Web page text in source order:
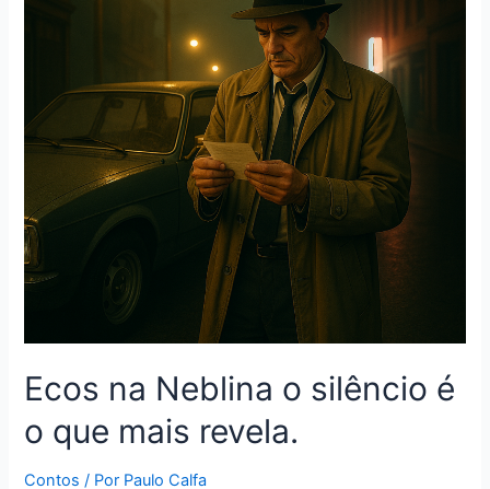
Ecos na Neblina o silêncio é
o que mais revela.
Contos / Por Paulo Calfa